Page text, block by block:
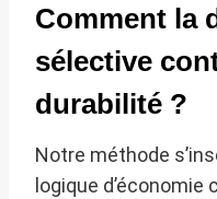
Comment la
sélective
durabilité ?
Notre méthode
logique